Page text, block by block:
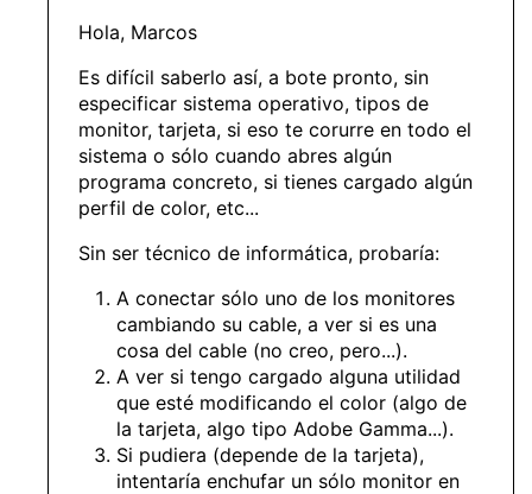
Hola, Marcos
Es difícil saberlo así, a bote pronto, sin
especificar sistema operativo, tipos de
monitor, tarjeta, si eso te corurre en todo el
sistema o sólo cuando abres algún
programa concreto, si tienes cargado algún
perfil de color, etc...
Sin ser técnico de informática, probaría:
A conectar sólo uno de los monitores
cambiando su cable, a ver si es una
cosa del cable (no creo, pero...).
A ver si tengo cargado alguna utilidad
que esté modificando el color (algo de
la tarjeta, algo tipo Adobe Gamma...).
Si pudiera (depende de la tarjeta),
intentaría enchufar un sólo monitor en